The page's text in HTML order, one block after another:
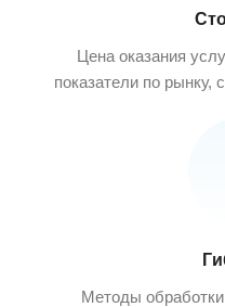
Цена оказания
показатели по рынку,
Методы обработки